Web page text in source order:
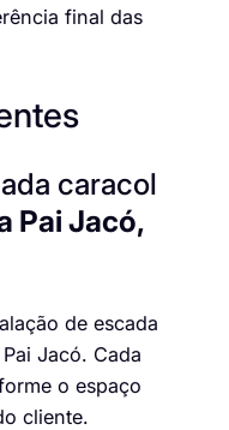
final das
caracol
Pai Jacó,
de escada
Jacó. Cada
o espaço
cliente.